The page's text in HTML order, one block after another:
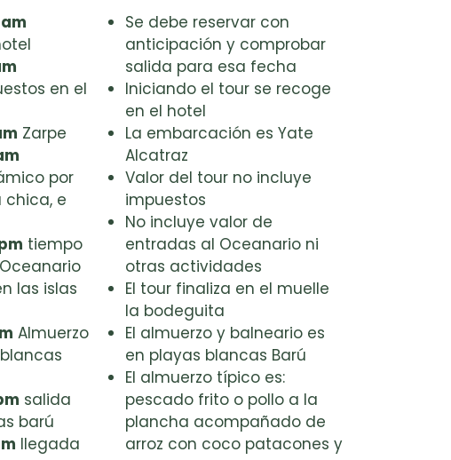
en el
Zarpe
por
chica, e
tiempo
las islas
Almuerzo
salida
barú
llegada
Se debe reservar con
anticipación y comprobar
salida para esa fecha
Iniciando el tour se recoge
en el hotel
La embarcación es Yate
Alcatraz
Valor del tour no incluye
impuestos
No incluye valor de
entradas al Oceanario ni
otras actividades
El tour finaliza en el muelle
la bodeguita
El almuerzo y balneario es
en playas blancas Barú
El almuerzo típico es:
pescado frito o pollo a la
plancha acompañado de
arroz con coco patacones y